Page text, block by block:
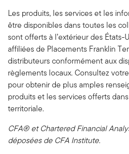
Les produits, les services et les
être disponibles dans toutes les
sont offerts à l’extérieur des États-
affiliées de Placements Franklin
distributeurs conformément aux
règlements locaux. Consultez
pour obtenir de plus amples
produits et les services offerts
territoriale.
CFA® et Chartered Financial
déposées de CFA Institute.